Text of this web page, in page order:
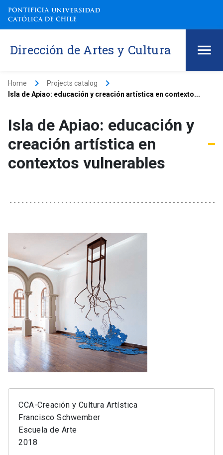
Dirección de Artes y Cultura
Home keyboard_arrow_right Projects catalog keyboard_arrow_right
Isla de Apiao: educación y creación artística en contexto...
Isla de Apiao: educación y
creación artística en
contextos vulnerables
CCA-Creación y Cultura Artística
Francisco Schwember
Escuela de Arte
2018